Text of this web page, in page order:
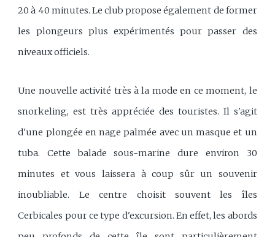
20 à 40 minutes. Le club propose également de former
les plongeurs plus expérimentés pour passer des
niveaux officiels.
Une nouvelle activité très à la mode en ce moment, le
snorkeling, est très appréciée des touristes. Il s'agit
d'une plongée en nage palmée avec un masque et un
tuba. Cette balade sous-marine dure environ 30
minutes et vous laissera à coup sûr un souvenir
inoubliable. Le centre choisit souvent les îles
Cerbicales pour ce type d'excursion. En effet, les abords